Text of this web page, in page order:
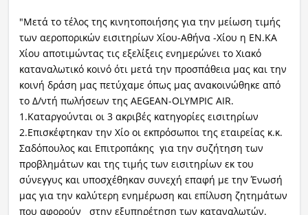
"Μετά το τέλος της κινητοποιήσης για την μείωση τιμής
των αεροπορικών εισιτηρίων Χίου-Αθήνα -Χίου η ΕΝ.ΚΑ
Χίου αποτιμώντας τις εξελίξεις ενημερώνει το Χιακό
καταναλωτικό κοινό ότι μετά την προσπάθεια μας και την
κοινή δράση μας πετύχαμε όπως μας ανακοινώθηκε από
το Δ/ντή πωλήσεων της AEGEAN-OLYMPIC AIR.
1.Καταργούνται οι 3 ακριβές κατηγορίες εισιτηρίων
2.Επισκέφτηκαν την Χίο οι εκπρόσωποι της εταιρείας κ.κ.
Σαδόπουλος και Επιτροπάκης για την συζήτηση των
προβλημάτων και της τιμής των εισιτηρίων εκ του
σύνεγγυς και υποσχέθηκαν συνεχή επαφή με την Ένωσή
μας για την καλύτερη ενημέρωση και επίλυση ζητημάτων
που αφορούν στην εξυπηρέτηση των καταναλωτών.